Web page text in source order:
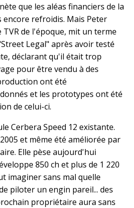
que les aléas financiers de la
encore refroidis. Mais Peter
de l'époque, mit un terme
Legal" après avoir testé
déclarant qu'il était trop
pour être vendu à des
ont été
et les prototypes ont été
de celui-ci.
Cerbera Speed 12 existante.
et même été améliorée par
Elle pèse aujourd'hui
850 ch et plus de 1 220
imaginer sans mal quelle
piloter un engin pareil... des
propriétaire aura sans